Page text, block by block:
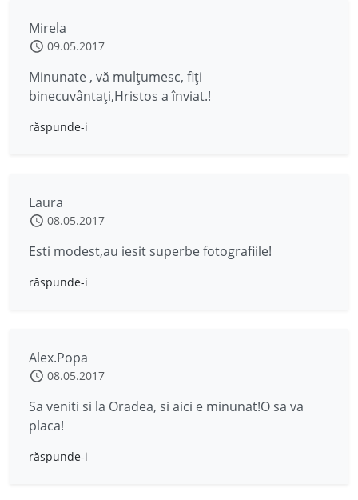
Mirela
09.05.2017
Minunate , vă mulțumesc, fiți
binecuvântați,Hristos a înviat.!
răspunde-i
Laura
08.05.2017
Esti modest,au iesit superbe fotografiile!
răspunde-i
Alex.Popa
08.05.2017
Sa veniti si la Oradea, si aici e minunat!O sa va
placa!
răspunde-i